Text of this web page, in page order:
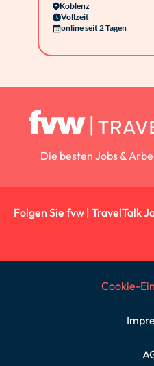
Koblenz
Vollzeit
online seit 2 Tagen
Die besten Jobs &
Folgen Sie fvw | TravelTalk
Cookie-